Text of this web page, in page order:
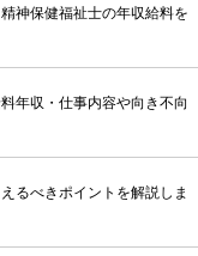
神保健福祉士の年収給料を
年収・仕事内容や向き不向
るべきポイントを解説しま